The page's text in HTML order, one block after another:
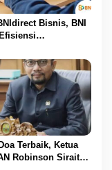
Bisnis, BNI
Terbaik, Ketua
Robinson Sirait